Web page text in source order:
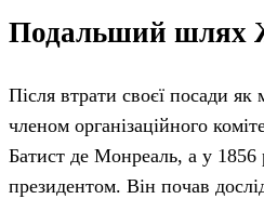
Подальший шлях
Після втрати своєї посади
членом організаційного
Батист де Монреаль, а у 1856
президентом. Він почав